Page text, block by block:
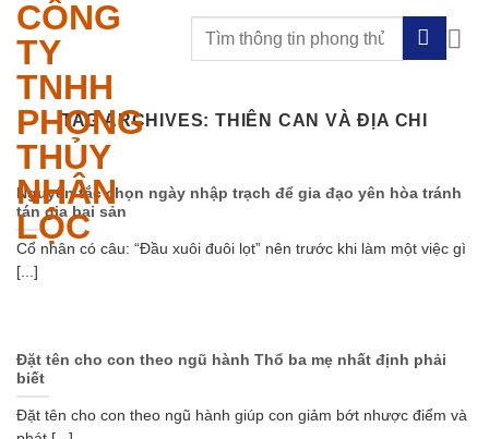
Skip
content
CÔNG
TY
TNHH
PHONG
THỦY
NHÂN
LỘC
TAG ARCHIVES:THIÊN CAN VÀ ĐỊA CHI
Nguyên tắc chọn ngày nhập trạch để gia đạo yên hòa tránh
tán gia bại sản
Cổ nhân có câu: “Đầu xuôi đuôi lọt” nên trước khi làm một việc gì
[...]
Đặt tên cho con theo ngũ hành Thổ ba mẹ nhất định phải
biết
Đặt tên cho con theo ngũ hành giúp con giảm bớt nhược điểm và